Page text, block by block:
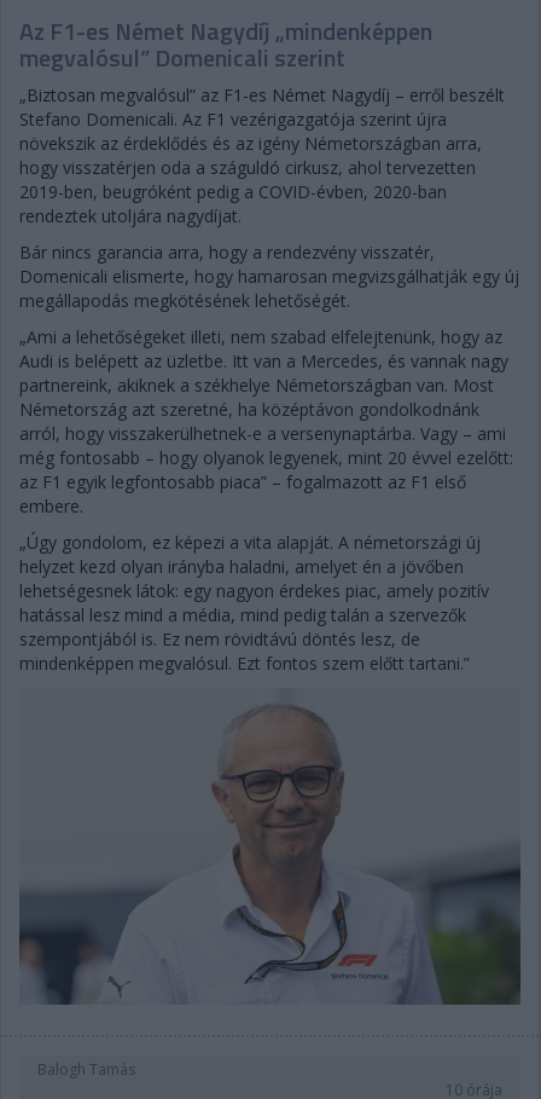
Az F1-es Német Nagydíj „mindenképpen
megvalósul” Domenicali szerint
„Biztosan megvalósul” az F1-es Német Nagydíj – erről beszélt
Stefano Domenicali. Az F1 vezérigazgatója szerint újra
növekszik az érdeklődés és az igény Németországban arra,
hogy visszatérjen oda a száguldó cirkusz, ahol tervezetten
2019-ben, beugróként pedig a COVID-évben, 2020-ban
rendeztek utoljára nagydíjat.
Bár nincs garancia arra, hogy a rendezvény visszatér,
Domenicali elismerte, hogy hamarosan megvizsgálhatják egy új
megállapodás megkötésének lehetőségét.
„Ami a lehetőségeket illeti, nem szabad elfelejtenünk, hogy az
Audi is belépett az üzletbe. Itt van a Mercedes, és vannak nagy
partnereink, akiknek a székhelye Németországban van. Most
Németország azt szeretné, ha középtávon gondolkodnánk
arról, hogy visszakerülhetnek-e a versenynaptárba. Vagy – ami
még fontosabb – hogy olyanok legyenek, mint 20 évvel ezelőtt:
az F1 egyik legfontosabb piaca” – fogalmazott az F1 első
embere.
„Úgy gondolom, ez képezi a vita alapját. A németországi új
helyzet kezd olyan irányba haladni, amelyet én a jövőben
lehetségesnek látok: egy nagyon érdekes piac, amely pozitív
hatással lesz mind a média, mind pedig talán a szervezők
szempontjából is. Ez nem rövidtávú döntés lesz, de
mindenképpen megvalósul. Ezt fontos szem előtt tartani.”
Balogh Tamás
10 órája